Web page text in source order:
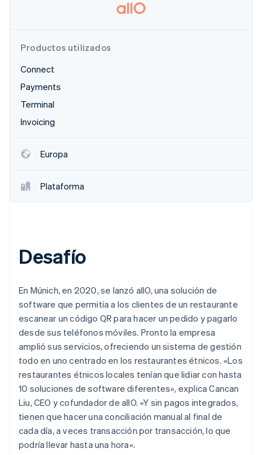
Sesiones de Stripe 2026
Descubre cómo Stripe construye la infraestructura
Mirar ahora
Productos utilizados
Connect
Payments
Terminal
Invoicing
Europa
Plataforma
Desafío
En Múnich, en 2020, se lanzó allO, una solución de
software que permitía a los clientes de un restaurante
escanear un código QR para hacer un pedido y pagarlo
desde sus teléfonos móviles. Pronto la empresa
amplió sus servicios, ofreciendo un sistema de gestión
todo en uno centrado en los restaurantes étnicos. «Los
restaurantes étnicos locales tenían que lidiar con hasta
10 soluciones de software diferentes», explica Cancan
Liu, CEO y cofundador de allO. «Y sin pagos integrados,
tienen que hacer una conciliación manual al final de
cada día, a veces transacción por transacción, lo que
podría llevar hasta una hora».